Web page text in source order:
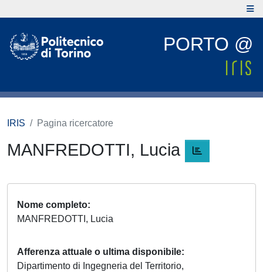
PORTO @
IRIS Pagina ricercatore
MANFREDOTTI, Lucia
Nome completo
MANFREDOTTI, Lucia
Afferenza attuale o ultima disponibile
Dipartimento di Ingegneria del Territorio,